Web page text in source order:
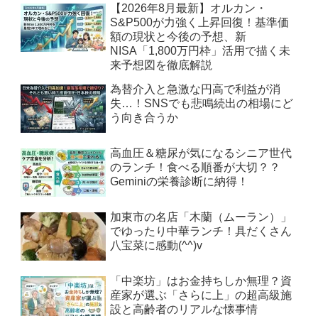
【2026年8月最新】オルカン・
S&P500が力強く上昇回復！基準価
額の現状と今後の予想、新
NISA「1,800万円枠」活用で描く未
来予想図を徹底解説
為替介入と急激な円高で利益が消
失…！SNSでも悲鳴続出の相場にど
う向き合うか
高血圧＆糖尿が気になるシニア世代
のランチ！食べる順番が大切？？
Geminiの栄養診断に納得！
加東市の名店「木蘭（ムーラン）」
でゆったり中華ランチ！具だくさん
八宝菜に感動(^^)v
「中楽坊」はお金持ちしか無理？資
産家が選ぶ「さらに上」の超高級施
設と高齢者のリアルな懐事情